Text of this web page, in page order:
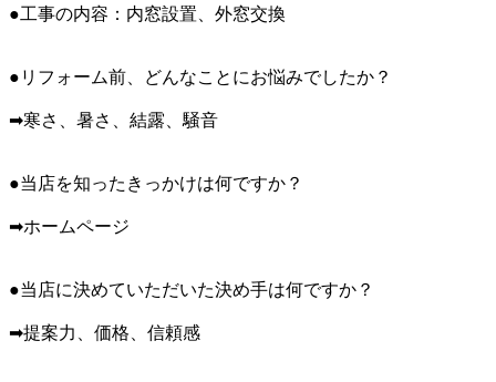
●工事の内容：内窓設置、外窓交換
●リフォーム前、どんなことにお悩みでしたか？
➡寒さ、暑さ、結露、騒音
●当店を知ったきっかけは何ですか？
➡ホームページ
●当店に決めていただいた決め手は何ですか？
➡提案力、価格、信頼感